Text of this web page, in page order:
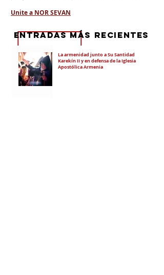
Unite a NOR SEVAN
La armenidad junto a Su Santidad
Karekín II y en defensa de la Iglesia
Apostólica Armenia
eNTRADAS MÁS RECIENTES